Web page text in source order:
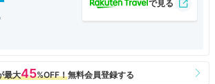
満点を挙げられるのに残念です。料理は非常におい